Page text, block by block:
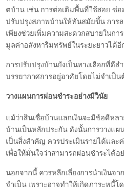
ตบ้าน เช่น การต่อเติมพื้นที่ใช้สอย ซ่อ
ปรับปรุงสภาพบ้านให้ทันสมัยขึ้น การ
เพียงช่วยเพิ่มความสะดวกสบายในกา
มูลค่าอสังหาริมทรัพย์ในระยะยาวได้อี
การปรับปรุงบ้านยังเป็นทางเลือกที่ดีส
บรรยากาศการอยู่อาศัยโดยไม่จำเป็
วางแผนการผ่อนชำระอย่างมีวินัย
แม้ว่าสินเชื่อบ้านแลกเงินจะมีข้อดีหล
บ้านเป็นหลักประกัน ดังนั้นการวางแผ
เป็นสิ่งสำคัญ ควรประเมินรายได้และ
เพื่อให้มั่นใจว่าสามารถผ่อนชำระได้
นอกจากนี้ ควรหลีกเลี่ยงการนำเงินจ
จำเป็น เพราะอาจทำให้เกิดภาระหนี้โ